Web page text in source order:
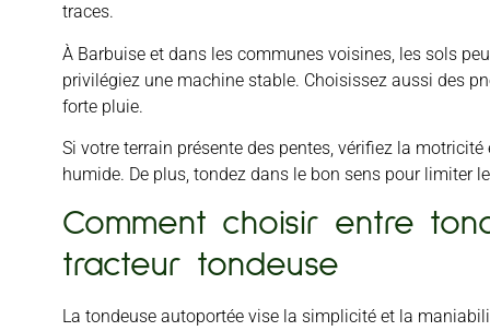
traces.
À Barbuise et dans les communes voisines, les sols
privilégiez une machine stable. Choisissez aussi des
forte pluie.
Si votre terrain présente des pentes, vérifiez la
humide. De plus, tondez dans le bon sens pour limiter
Comment choisir entre
tracteur tondeuse
La tondeuse autoportée vise la simplicité et la